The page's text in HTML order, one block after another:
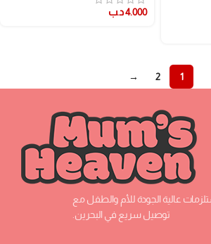
4.000د.ب
1
2
→
عالية الجودة للأم والطفل مع
توصيل سريع في البحرين.